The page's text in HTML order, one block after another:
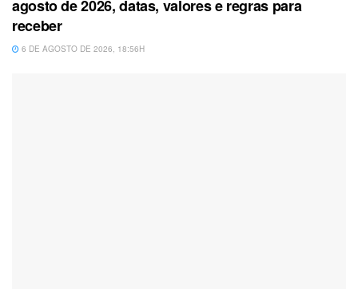
agosto de 2026, datas, valores e regras para
receber
6 DE AGOSTO DE 2026, 18:56H